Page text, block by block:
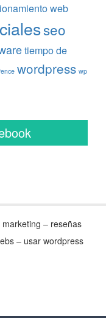
web
seo
tiempo de
wordpress wp
– reseñas
– usar wordpress